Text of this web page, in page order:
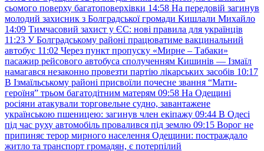
сьомого поверху багатоповерхівки 14:58 На передовій загинув
молодий захисник з Болградської громади Кишлали Михайло
14:09 Тимчасовий захист у ЄС: нові правила для українців
11:23 У Болградському районі працюватиме вакцинальний
автобус 11:02 Через пункт пропуску «Мирне – Табаки»
пасажир рейсового автобуса сполученням Кишинів — Ізмаїл
намагався незаконно провезти партію лікарських засобів 10:17
В Ізмаїльському районі присвоїли почесне звання “Мати-
героїня” трьом багатодітним матерям 09:58 На Одещині
росіяни атакували торговельне судно, завантажене
українською пшеницею: загинув член екіпажу 09:44 В Одесі
під час руху автомобіль провалився під землю 09:15 Ворог не
припиняє терор мирного населення Одещини: постраждало
житло та транспорт громадян, є потерпілий